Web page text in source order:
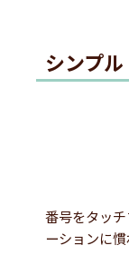
シンプル
番号をタッ
ーションに